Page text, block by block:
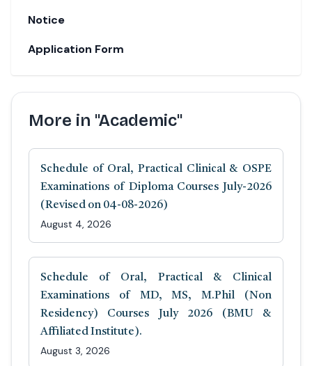
Notice
Application Form
More in "Academic"
Schedule of Oral, Practical Clinical & OSPE
Examinations of Diploma Courses July-2026
(Revised on 04-08-2026)
August 4, 2026
Schedule of Oral, Practical & Clinical
Examinations of MD, MS, M.Phil (Non
Residency) Courses July 2026 (BMU &
Affiliated Institute).
August 3, 2026